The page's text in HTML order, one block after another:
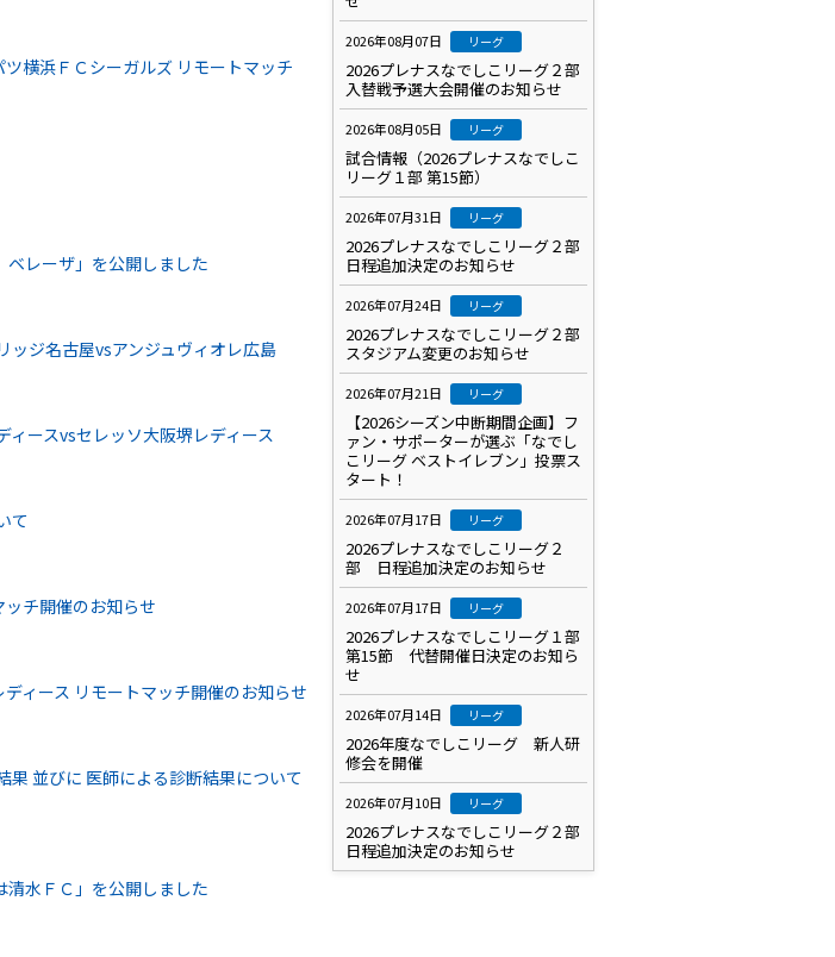
横浜ＦＣシーガルズ リモートマッチ
ベレーザ」を公開しました
ジ名古屋vsアンジュヴィオレ広島
ースvsセレッソ大阪堺レディース
て
チ開催のお知らせ
ィース リモートマッチ開催のお知らせ
並びに 医師による診断結果について
清水ＦＣ」を公開しました
2026年08月07日 リーグ
2026プレナスなでしこリーグ２部
入替戦予選大会開催のお知らせ
2026年08月05日 リーグ
試合情報（2026プレナスなでしこ
リーグ１部 第15節）
2026年07月31日 リーグ
2026プレナスなでしこリーグ２部
日程追加決定のお知らせ
2026年07月24日 リーグ
2026プレナスなでしこリーグ２部
スタジアム変更のお知らせ
2026年07月21日 リーグ
【2026シーズン中断期間企画】フ
ァン・サポーターが選ぶ「なでし
こリーグ ベストイレブン」投票ス
タート！
2026年07月17日 リーグ
2026プレナスなでしこリーグ２
部 日程追加決定のお知らせ
2026年07月17日 リーグ
2026プレナスなでしこリーグ１部
第15節 代替開催日決定のお知ら
せ
2026年07月14日 リーグ
2026年度なでしこリーグ 新人研
修会を開催
2026年07月10日 リーグ
2026プレナスなでしこリーグ２部
日程追加決定のお知らせ